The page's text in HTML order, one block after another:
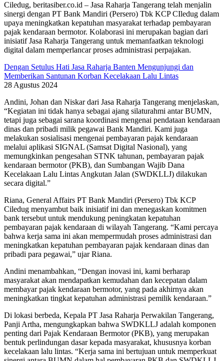
Ciledug, beritasiber.co.id – Jasa Raharja Tangerang telah menjalin
sinergi dengan PT Bank Mandiri (Persero) Tbk KCP CIledug dalam
upaya meningkatkan kepatuhan masyarakat terhadap pembayaran
pajak kendaraan bermotor. Kolaborasi ini merupakan bagian dari
inisiatif Jasa Raharja Tangerang untuk memanfaatkan teknologi
digital dalam memperlancar proses administrasi perpajakan.
Dengan Setulus Hati Jasa Raharja Banten Mengunjungi dan
Memberikan Santunan Korban Kecelakaan Lalu Lintas
28 Agustus 2024
Andini, Johan dan Niskar dari Jasa Raharja Tangerang menjelaskan,
“Kegiatan ini tidak hanya sebagai ajang silaturahmi antar BUMN,
tetapi juga sebagai sarana koordinasi mengenai pendataan kendaraan
dinas dan pribadi milik pegawai Bank Mandiri. Kami juga
melakukan sosialisasi mengenai pembayaran pajak kendaraan
melalui aplikasi SIGNAL (Samsat Digital Nasional), yang
memungkinkan pengesahan STNK tahunan, pembayaran pajak
kendaraan bermotor (PKB), dan Sumbangan Wajib Dana
Kecelakaan Lalu Lintas Angkutan Jalan (SWDKLLJ) dilakukan
secara digital.”
Riana, General Affairs PT Bank Mandiri (Persero) Tbk KCP
Ciledug menyambut baik inisiatif ini dan menegaskan komitmen
bank tersebut untuk mendukung peningkatan kepatuhan
pembayaran pajak kendaraan di wilayah Tangerang. “Kami percaya
bahwa kerja sama ini akan mempermudah proses administrasi dan
meningkatkan kepatuhan pembayaran pajak kendaraan dinas dan
pribadi para pegawai,” ujar Riana.
Andini menambahkan, “Dengan inovasi ini, kami berharap
masyarakat akan mendapatkan kemudahan dan kecepatan dalam
membayar pajak kendaraan bermotor, yang pada akhirnya akan
meningkatkan tingkat kepatuhan administrasi pemilik kendaraan.”
Di lokasi berbeda, Kepala PT Jasa Raharja Perwakilan Tangerang,
Panji Artha, mengungkapkan bahwa SWDKLLJ adalah komponen
penting dari Pajak Kendaraan Bermotor (PKB), yang merupakan
bentuk perlindungan dasar kepada masyarakat, khususnya korban
kecelakaan lalu lintas. “Kerja sama ini bertujuan untuk memperkuat